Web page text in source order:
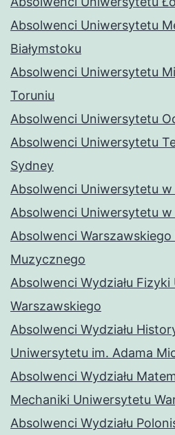
Absolwenci Uniwersytetu
Białymstoku
Absolwenci Uniwersytetu
Toruniu
Absolwenci Uniwersytetu
Absolwenci Uniwersytetu
Sydney
Absolwenci Uniwersytetu w
Absolwenci Uniwersytetu w
Absolwenci
Muzycznego
Absolwenci Wydziału
Warszawskiego
Absolwenci Wydziału
Uniwersytetu im. Adama
Absolwenci Wydziału
Mechaniki Uniwersytetu
Absolwenci Wydziału